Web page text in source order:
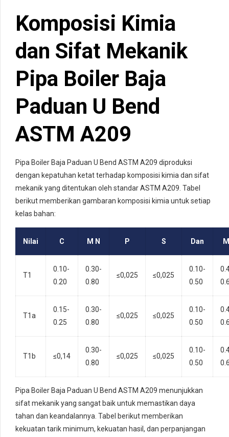
Komposisi Kimia
dan Sifat Mekanik
Pipa Boiler Baja
Paduan U Bend
ASTM A209
Pipa Boiler Baja Paduan U Bend ASTM A209 diproduksi
dengan kepatuhan ketat terhadap komposisi kimia dan sifat
mekanik yang ditentukan oleh standar ASTM A209. Tabel
berikut memberikan gambaran komposisi kimia untuk setiap
kelas bahan:
Nilai C M N P S Dan
T1
0.10-
0.20
0.30-
0.80
≤0,025 ≤0,025
0.10-
0.50
T1a
0.15-
0.25
0.30-
0.80
≤0,025 ≤0,025
0.10-
0.50
T1b ≤0,14
0.30-
0.80
≤0,025 ≤0,025
0.10-
0.50
Pipa Boiler Baja Paduan U Bend ASTM A209 menunjukkan
sifat mekanik yang sangat baik untuk memastikan daya
tahan dan keandalannya. Tabel berikut memberikan
kekuatan tarik minimum, kekuatan hasil, dan perpanjangan